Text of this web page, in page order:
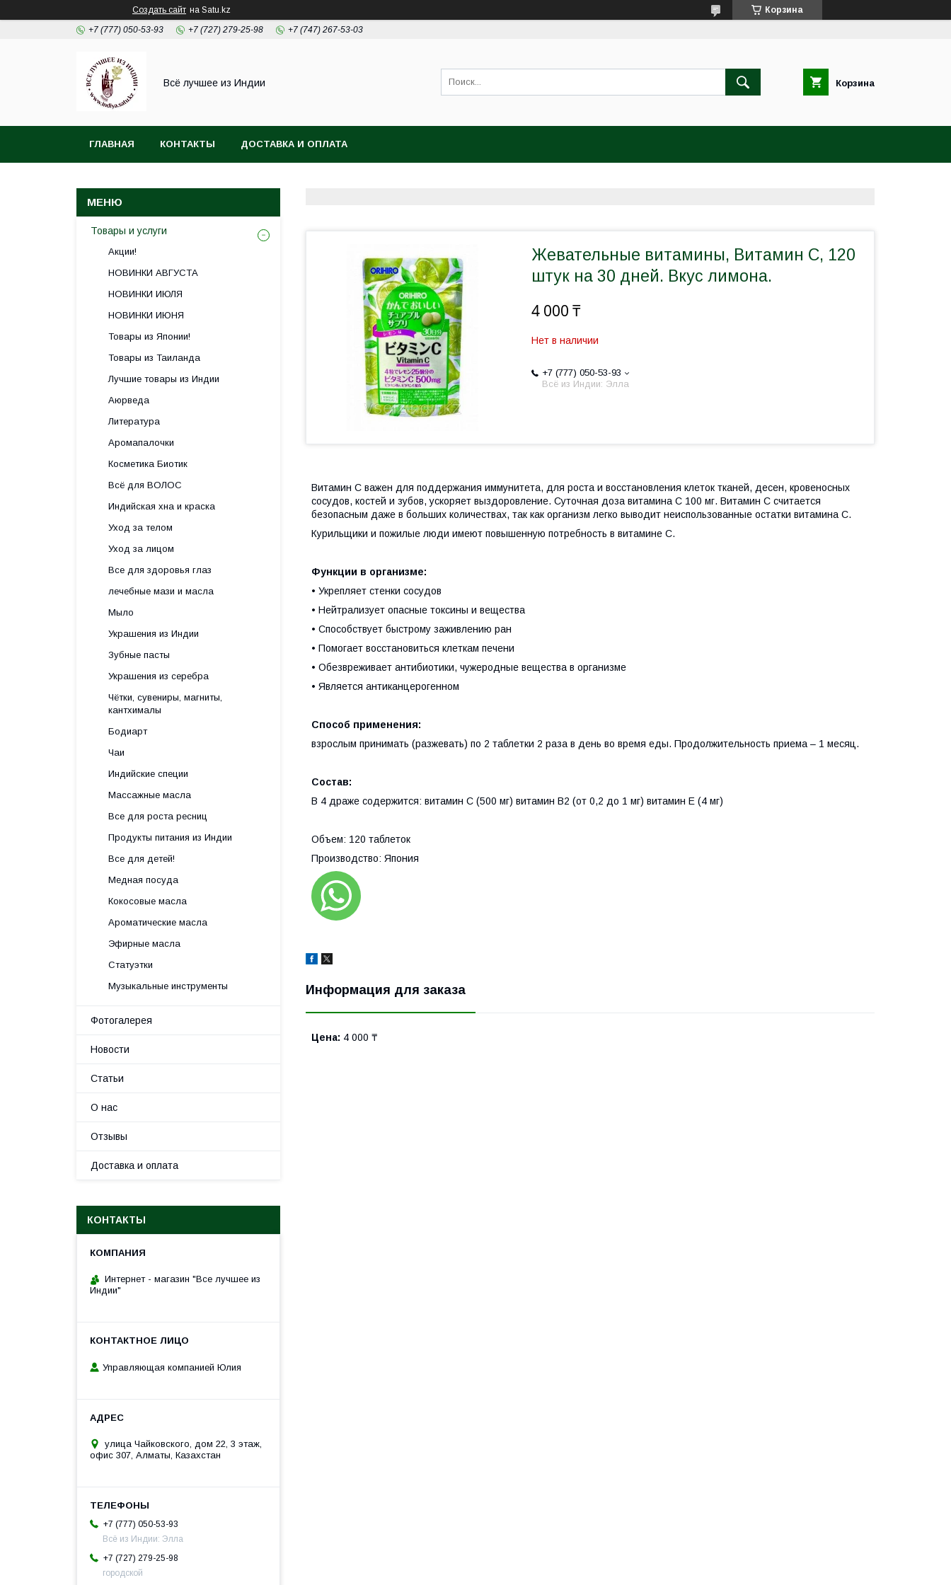
Создать сайт на Satu.kz Корзина
+7 (777) 050-53-93 +7 (727) 279-25-98 +7 (747) 267-53-03
Всё лучшее из Индии Корзина
ГЛАВНАЯ КОНТАКТЫ ДОСТАВКА И ОПЛАТА
Жевательные витамины, Витамин С, 120
штук на 30 дней. Вкус лимона.
4 000 ₸
Нет в наличии
+7 (777) 050-53-93
Всё из Индии: Элла
Витамин С важен для поддержания иммунитета, для роста и восстановления клеток тканей, десен, кровеносных
сосудов, костей и зубов, ускоряет выздоровление. Суточная доза витамина С 100 мг. Витамин С считается
безопасным даже в больших количествах, так как организм легко выводит неиспользованные остатки витамина С.
Курильщики и пожилые люди имеют повышенную потребность в витамине С.
Функции в организме:
• Укрепляет стенки сосудов
• Нейтрализует опасные токсины и вещества
• Способствует быстрому заживлению ран
• Помогает восстановиться клеткам печени
• Обезвреживает антибиотики, чужеродные вещества в организме
• Является антиканцерогенном
Способ применения:
взрослым принимать (разжевать) по 2 таблетки 2 раза в день во время еды. Продолжительность приема – 1 месяц.
Состав:
В 4 драже содержится: витамин С (500 мг) витамин В2 (от 0,2 до 1 мг) витамин Е (4 мг)
Объем: 120 таблеток
Производство: Япония
Информация для заказа
Цена: 4 000 ₸
Товары и услуги
Акции!
НОВИНКИ АВГУСТА
НОВИНКИ ИЮЛЯ
НОВИНКИ ИЮНЯ
Товары из Японии!
Товары из Таиланда
Лучшие товары из Индии
Аюрведа
Литература
Аромапалочки
Косметика Биотик
Всё для ВОЛОС
Индийская хна и краска
Уход за телом
Уход за лицом
Все для здоровья глаз
лечебные мази и масла
Мыло
Украшения из Индии
Зубные пасты
Украшения из серебра
Чётки, сувениры, магниты,
кантхималы
Бодиарт
Чаи
Индийские специи
Массажные масла
Все для роста ресниц
Продукты питания из Индии
Все для детей!
Медная посуда
Кокосовые масла
Ароматические масла
Эфирные масла
Статуэтки
Музыкальные инструменты
Фотогалерея
Новости
Статьи
О нас
Отзывы
Доставка и оплата
КОНТАКТЫ
Интернет - магазин "Все лучшее из
Индии"
Управляющая компанией Юлия
улица Чайковского, дом 22, 3 этаж,
офис 307, Алматы, Казахстан
+7 (777) 050-53-93
Всё из Индии: Элла
+7 (727) 279-25-98
городской